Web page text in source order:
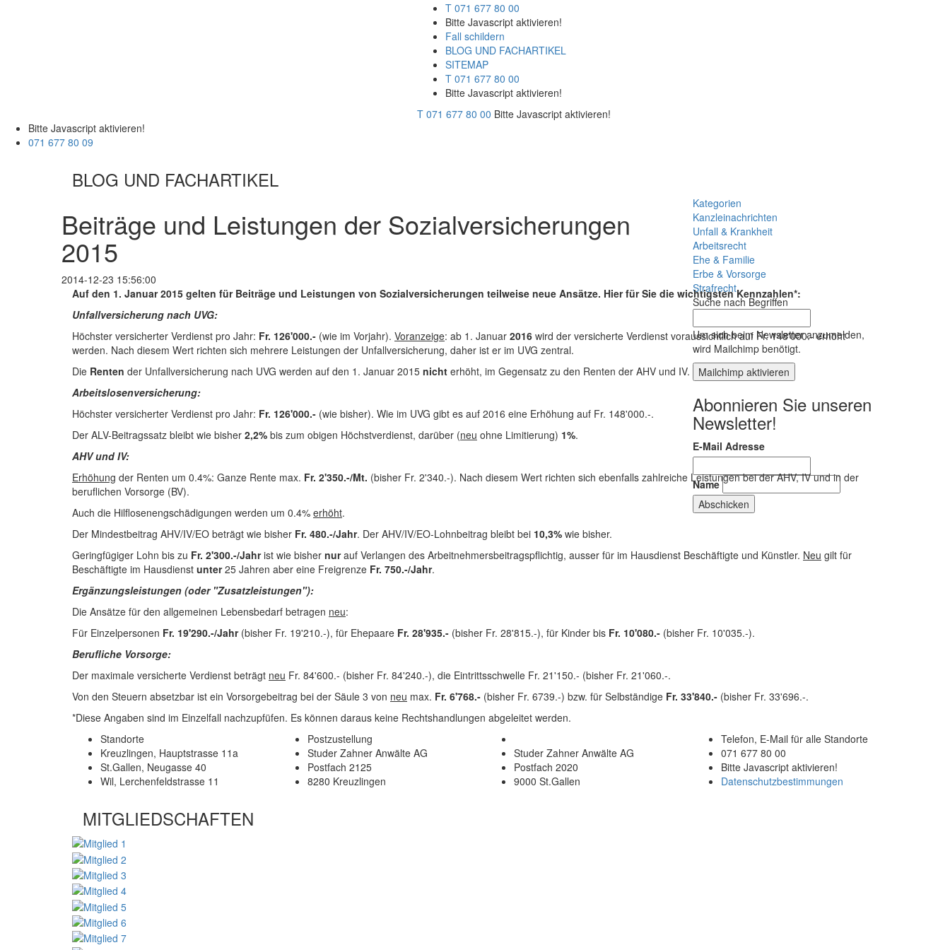
T 071 677 80 00
Bitte Javascript aktivieren!
Fall schildern
BLOG UND FACHARTIKEL
SITEMAP
T 071 677 80 00
Bitte Javascript aktivieren!
T 071 677 80 00 Bitte Javascript aktivieren!
Bitte Javascript aktivieren!
071 677 80 09
BLOG UND FACHARTIKEL
Kategorien
Kanzleinachrichten
Unfall & Krankheit
Arbeitsrecht
Ehe & Familie
Erbe & Vorsorge
Strafrecht
Suche nach Begriffen
Um sich beim Newsletter anzumelden,
wird Mailchimp benötigt.
Mailchimp aktivieren
Abonnieren Sie unseren
Newsletter!
E-Mail Adresse
Name
Beiträge und Leistungen der Sozialversicherungen
2015
2014-12-23 15:56:00
Auf den 1. Januar 2015 gelten für Beiträge und Leistungen von Sozialversicherungen teilweise neue Ansätze. Hier für Sie die wichtigsten Kennzahlen*:
Unfallversicherung nach UVG:
Höchster versicherter Verdienst pro Jahr: Fr. 126'000.- (wie im Vorjahr). Voranzeige: ab 1. Januar 2016 wird der versicherte Verdienst voraussichtlich auf Fr. 148'000.- erhöht
werden. Nach diesem Wert richten sich mehrere Leistungen der Unfallversicherung, daher ist er im UVG zentral.
Die Renten der Unfallversicherung nach UVG werden auf den 1. Januar 2015 nicht erhöht, im Gegensatz zu den Renten der AHV und IV.
Arbeitslosenversicherung:
Höchster versicherter Verdienst pro Jahr: Fr. 126'000.- (wie bisher). Wie im UVG gibt es auf 2016 eine Erhöhung auf Fr. 148'000.-.
Der ALV-Beitragssatz bleibt wie bisher 2,2% bis zum obigen Höchstverdienst, darüber (neu ohne Limitierung) 1%.
AHV und IV:
Erhöhung der Renten um 0.4%: Ganze Rente max. Fr. 2'350.-/Mt. (bisher Fr. 2'340.-). Nach diesem Wert richten sich ebenfalls zahlreiche Leistungen bei der AHV, IV und in der
beruflichen Vorsorge (BV).
Auch die Hilflosenengschädigungen werden um 0.4% erhöht.
Der Mindestbeitrag AHV/IV/EO beträgt wie bisher Fr. 480.-/Jahr. Der AHV/IV/EO-Lohnbeitrag bleibt bei 10,3% wie bisher.
Geringfügiger Lohn bis zu Fr. 2'300.-/Jahrist wie bisher nurauf Verlangen des Arbeitnehmersbeitragspflichtig, ausser für im Hausdienst Beschäftigte und Künstler. Neu gilt für
Beschäftigte im Hausdienst unter25 Jahren aber eine Freigrenze Fr. 750.-/Jahr.
Ergänzungsleistungen (oder "Zusatzleistungen"):
Die Ansätze für den allgemeinen Lebensbedarf betragen neu:
Für Einzelpersonen Fr. 19'290.-/Jahr (bisher Fr. 19'210.-), für Ehepaare Fr. 28'935.- (bisher Fr. 28'815.-), für Kinder bis Fr. 10'080.- (bisher Fr. 10'035.-).
Berufliche Vorsorge:
Der maximale versicherte Verdienst beträgt neu Fr. 84'600.- (bisher Fr. 84'240.-), die Eintrittsschwelle Fr. 21'150.- (bisher Fr. 21'060.-.
Von den Steuern absetzbar ist ein Vorsorgebeitrag bei der Säule 3 von neu max. Fr. 6'768.- (bisher Fr. 6739.-) bzw. für Selbständige Fr. 33'840.- (bisher Fr. 33'696.-.
*Diese Angaben sind im Einzelfall nachzupfüfen. Es können daraus keine Rechtshandlungen abgeleitet werden.
Standorte
Kreuzlingen, Hauptstrasse 11a
St.Gallen, Neugasse 40
Wil, Lerchenfeldstrasse 11
Postzustellung
Studer Zahner Anwälte AG
Postfach 2125
8280 Kreuzlingen
Studer Zahner Anwälte AG
Postfach 2020
9000 St.Gallen
Telefon, E-Mail für alle Standorte
071 677 80 00
Bitte Javascript aktivieren!
Datenschutzbestimmungen
MITGLIEDSCHAFTEN